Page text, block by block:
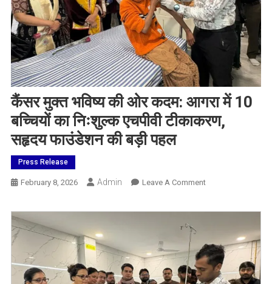
कैंसर मुक्त भविष्य की ओर कदम: आगरा में 10
बच्चियों का निःशुल्क एचपीवी टीकाकरण,
सहृदय फाउंडेशन की बड़ी पहल
Press Release
February 8, 2026 Admin Leave A CommentOn
मुक्त
ओर
कदम:
आगरा